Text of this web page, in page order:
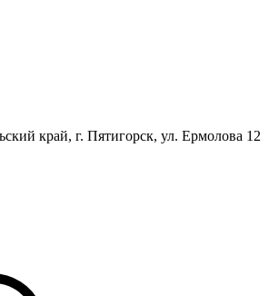
край, г. Пятигорск, ул. Ермолова 12